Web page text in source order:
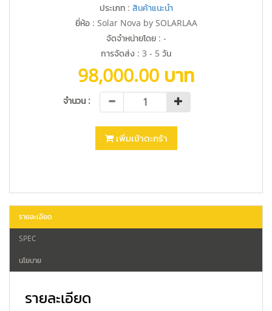
ประเภท : สินค้าแนะนำ
ยี่ห้อ : Solar Nova by SOLARLAA
จัดจำหน่ายโดย : -
การจัดส่ง : 3 - 5 วัน
98,000.00 บาท
จำนวน :
เพิ่มเข้าตะกร้า
รายละเอียด
SPEC
นโยบาย
รายละเอียด